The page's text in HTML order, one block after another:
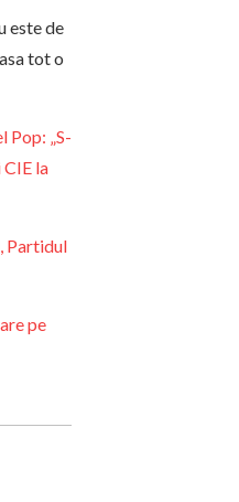
este de
tot o
Pop: „S-
la
Partidul
pe